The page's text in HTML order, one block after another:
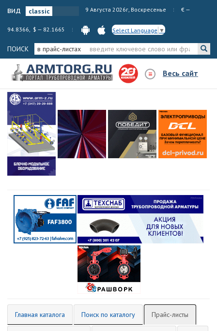
вид 9 Августа 2026г, Воскресенье € —
94.8366, $ — 82.1665 Select Language ▼
ПОИСК в прайс-листах
Весь сайт
Главная каталога Поиск по каталогу Прайс-листы